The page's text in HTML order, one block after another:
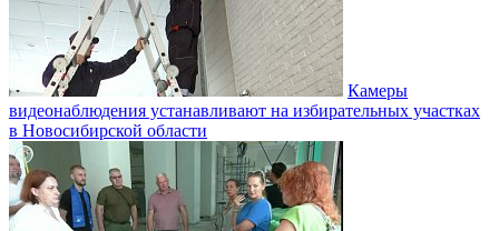
Камеры
видеонаблюдения устанавливают на избирательных участках
в Новосибирской области